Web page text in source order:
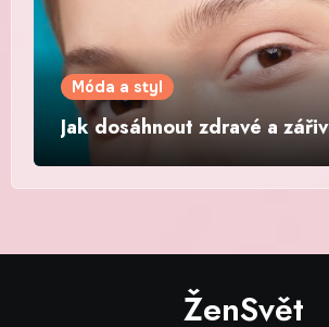
Móda a styl
Jak dosáhnout zdravé a
ŽenSvět